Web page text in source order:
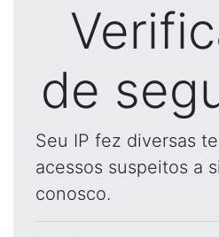
de
Seu IP fez diversas
acessos suspeitos a
conosco.